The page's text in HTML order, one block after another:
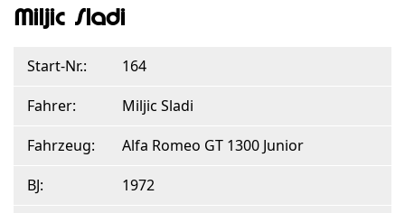
Miljic Sladi
Start-Nr.:
164
Fahrer:
Miljic Sladi
Fahrzeug:
Alfa Romeo GT 1300 Junior
BJ:
1972